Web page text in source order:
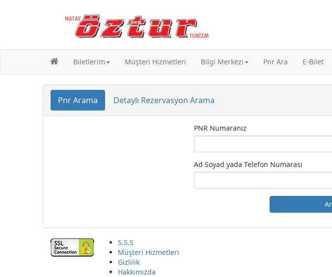
Biletlerim Müşteri Hizmetleri Bilgi Merkezi Pnr Ara E-Bilet
Pnr Arama Detaylı Rezervasyon Arama
PNR Numaranız
Ad Soyad yada Telefon Numarası
S.S.S
Müşteri Hizmetleri
Gizlilik
Hakkımızda